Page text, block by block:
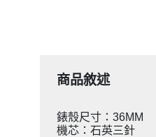
商品敘述
錶殼尺寸：36MM
機芯：石英三針